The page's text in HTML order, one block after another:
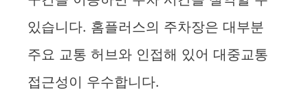
있습니다. 홈플러스의 주차장은 대부분
주요 교통 허브와 인접해 있어 대중교통
접근성이 우수합니다.